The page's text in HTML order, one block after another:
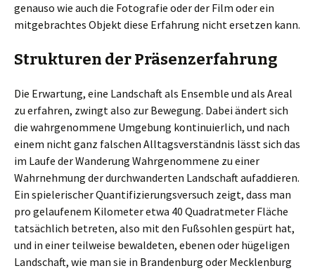
genauso wie auch die Fotografie oder der Film oder ein
mitgebrachtes Objekt diese Erfahrung nicht ersetzen kann.
Strukturen der Präsenzerfahrung
Die Erwartung, eine Landschaft als Ensemble und als Areal
zu erfahren, zwingt also zur Bewegung. Dabei ändert sich
die wahrgenommene Umgebung kontinuierlich, und nach
einem nicht ganz falschen Alltagsverständnis lässt sich das
im Laufe der Wanderung Wahrgenommene zu einer
Wahrnehmung der durchwanderten Landschaft aufaddieren.
Ein spielerischer Quantifizierungsversuch zeigt, dass man
pro gelaufenem Kilometer etwa 40 Quadratmeter Fläche
tatsächlich betreten, also mit den Fußsohlen gespürt hat,
und in einer teilweise bewaldeten, ebenen oder hügeligen
Landschaft, wie man sie in Brandenburg oder Mecklenburg